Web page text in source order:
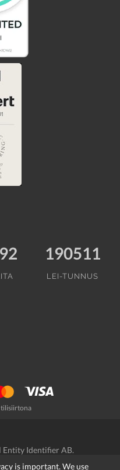
is important. We use
190511
LEI-TUNNUS
tilisiirtona
Identifier AB.
Hyvityskäytäntö/ Cookies